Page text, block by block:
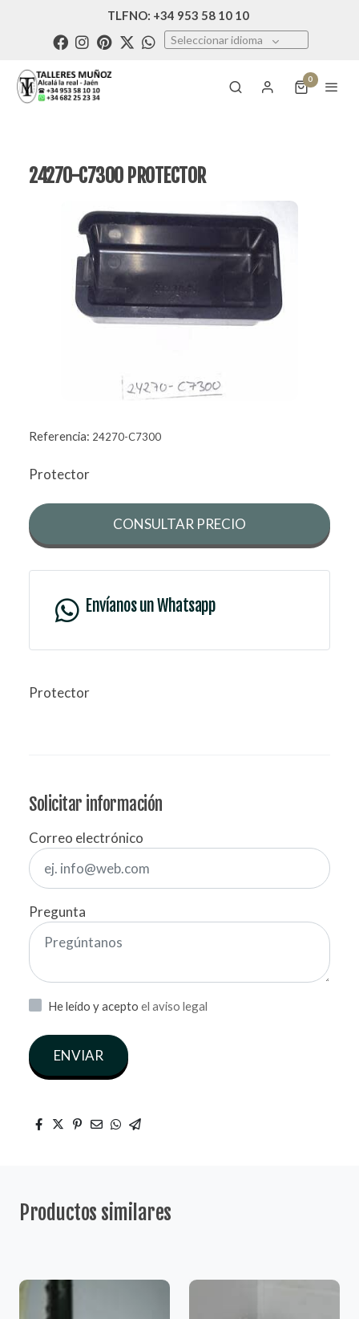
TLFNO: +34 953 58 10 10
Seleccionar idioma
0
24270-C7300 PROTECTOR
Referencia: 24270-C7300
Protector
CONSULTAR PRECIO
Envíanos un Whatsapp
Protector
Solicitar información
Correo electrónico
Pregunta
He leído y acepto el aviso legal
ENVIAR
Productos similares